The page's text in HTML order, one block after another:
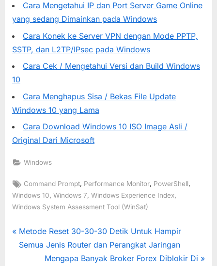
Cara Mengetahui IP dan Port Server Game Online
yang sedang Dimainkan pada Windows
Cara Konek ke Server VPN dengan Mode PPTP,
SSTP, dan L2TP/IPsec pada Windows
Cara Cek / Mengetahui Versi dan Build Windows
10
Cara Menghapus Sisa / Bekas File Update
Windows 10 yang Lama
Cara Download Windows 10 ISO Image Asli /
Original Dari Microsoft
Windows
Tags:
Command Prompt, Performance Monitor, PowerShell,
Windows 10, Windows 7, Windows Experience Index,
Windows System Assessment Tool (WinSat)
Post
navigation
P
r
Metode Reset 30-30-30 Detik Untuk Hampir
Semua Jenis Router dan Perangkat Jaringan
N
Mengapa Banyak Broker Forex Diblokir Di